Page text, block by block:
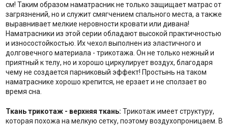
см! Таким образом наматрасник не только защищает матрас от
загрязнений, но и служит смягчением спального места, а также
выравнивает мелкие неровности кровати или дивана!
Наматрасники из этой серии обладают высокой практичностью
и износостойкостью. Их чехол выполнен из эластичного и
долговечного материала - трикотажа. Он не только нежный и
приятный к телу, но и хорошо циркулирует воздух, благодаря
чему не создается парниковый эффект! Простынь на таком
наматраснике хорошо крепится, не ерзает и не сползает во
время сна.
Ткань трикотаж - верхняя ткань: Трикотаж имеет структуру,
которая похожа на мелкую сетку, поэтому воздухопроницаем. В